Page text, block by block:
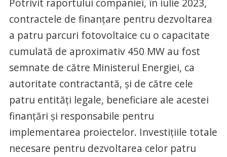
Potrivit raportului companiei, în iulie 2023,
contractele de finanţare pentru dezvoltarea
a patru parcuri fotovoltaice cu o capacitate
cumulată de aproximativ 450 MW au fost
semnate de către Ministerul Energiei, ca
autoritate contractantă, şi de către cele
patru entităţi legale, beneficiare ale acestei
finanţări şi responsabile pentru
implementarea proiectelor. Investiţiile totale
necesare pentru dezvoltarea celor patru